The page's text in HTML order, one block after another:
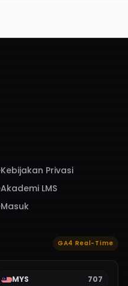
Kebijakan Privasi
Akademi LMS
Masuk
GA4 Real-Time
MYS 707